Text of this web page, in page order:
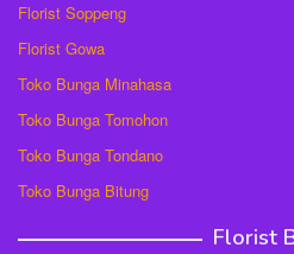
Florist Soppeng
Florist Gowa
Toko Bunga Minahasa
Toko Bunga Tomohon
Toko Bunga Tondano
Toko Bunga Bitung
Florist